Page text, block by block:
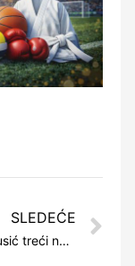
SLEDEĆE
Nedžad Husić treći na turniru u Albaniji